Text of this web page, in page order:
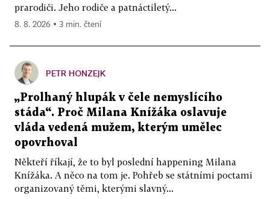
prarodiči. Jeho rodiče a patnáctiletý...
8. 8. 2026 ▪ 3 min. čtení
PETR HONZEJK
„Prolhaný hlupák v čele nemyslícího
stáda“. Proč Milana Knížáka oslavuje
vláda vedená mužem, kterým umělec
opovrhoval
Někteří říkají, že to byl poslední happening Milana
Knížáka. A něco na tom je. Pohřeb se státními poctami
organizovaný těmi, kterými slavný...